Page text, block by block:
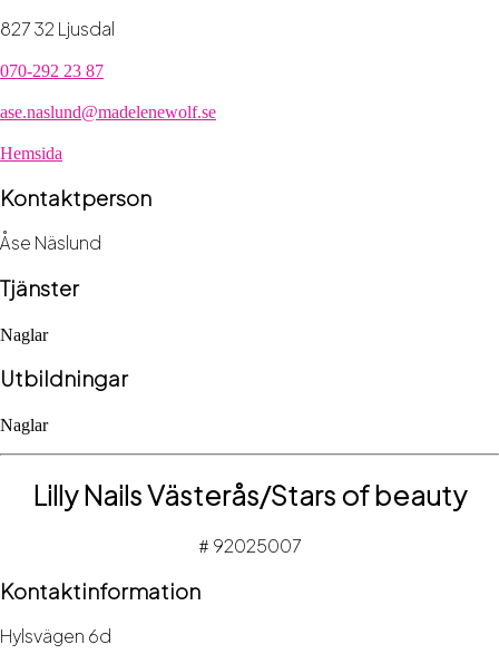
827 32 Ljusdal
070-292 23 87
ase.naslund@madelenewolf.se
Hemsida
Kontaktperson
Åse Näslund
Tjänster
Naglar
Utbildningar
Naglar
Lilly Nails Västerås/Stars of beauty
# 92025007
Kontaktinformation
Hylsvägen 6d